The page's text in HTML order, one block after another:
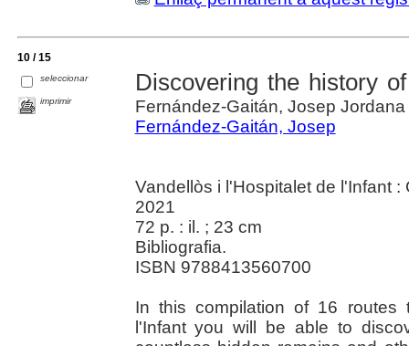
10 / 15
seleccionar
imprimir
Discovering the history
Fernández-Gaitán, Josep Jordana
Fernández-Gaitán, Josep
Vandellòs i l'Hospitalet de l'Infant
2021
72 p. : il. ; 23 cm
Bibliografia.
ISBN 9788413560700
In this compilation of 16 routes
l'Infant you will be able to